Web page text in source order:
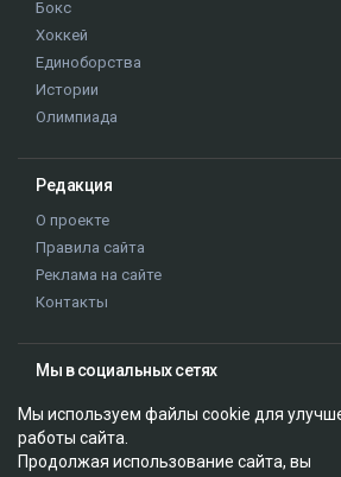
Бокс
Хоккей
Единоборства
Истории
Олимпиада
Редакция
О проекте
Правила сайта
Реклама на сайте
Контакты
Мы в социальных сетях
Мы используем файлы cookie для
работы сайта.
Продолжая использование сайта, вы